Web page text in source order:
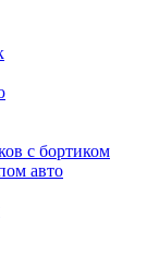
с бортиком
авто